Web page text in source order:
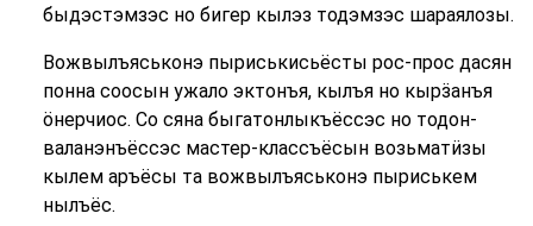
быдэстэмзэс но бигер кылэз тодэмзэс шараялозы.
Вожвылъяськонэ пыриськисьёсты рос-прос дасян
понна соосын ужало эктонъя, кылъя но кырӟанъя
ӧнерчиос. Со сяна быгатонлыкъёссэс но тодон-
валанэнъёссэс мастер-классъёсын возьматӥзы
кылем аръёсы та вожвылъяськонэ пыриськем
нылъёс.